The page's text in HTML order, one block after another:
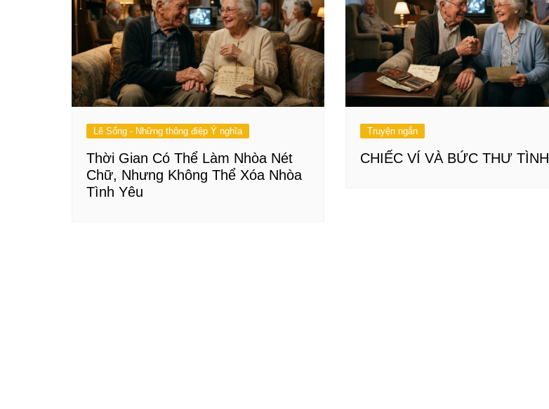
Lẽ Sống - Những thông điệp Ý nghĩa
Thời Gian Có Thể Làm Nhòa Nét
Chữ, Nhưng Không Thể Xóa Nhòa
Tình Yêu
Truyện ngắn
CHIẾC VÍ VÀ BỨC THƯ TÌNH